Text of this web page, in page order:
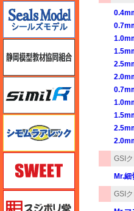
GSI
Mr.細
GSI
シミラー（similR
シモムラアレック
スイート（